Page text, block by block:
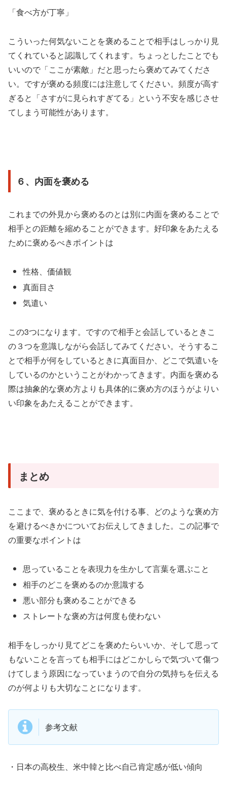
「食べ方が丁寧」
こういった何気ないことを褒めることで相手はしっかり見
てくれていると認識してくれます。ちょっとしたことでも
いいので「ここが素敵」だと思ったら褒めてみてくださ
い。ですが褒める頻度には注意してください。頻度が高す
ぎると「さすがに見られすぎてる」という不安を感じさせ
てしまう可能性があります。
６、内面を褒める
これまでの外見から褒めるのとは別に内面を褒めることで
相手との距離を縮めることができます。好印象をあたえる
ために褒めるべきポイントは
性格、価値観
真面目さ
気遣い
この3つになります。ですので相手と会話しているときこ
の３つを意識しながら会話してみてください。そうするこ
とで相手が何をしているときに真面目か、どこで気遣いを
しているのかということがわかってきます。内面を褒める
際は抽象的な褒め方よりも具体的に褒め方のほうがよりい
い印象をあたえることができます。
まとめ
ここまで、褒めるときに気を付ける事、どのような褒め方
を避けるべきかについてお伝えしてきました。この記事で
の重要なポイントは
思っていることを表現力を生かして言葉を選ぶこと
相手のどこを褒めるのか意識する
悪い部分も褒めることができる
ストレートな褒め方は何度も使わない
相手をしっかり見てどこを褒めたらいいか、そして思って
もないことを言っても相手にはどこかしらで気づいて傷つ
けてしまう原因になっていまうので自分の気持ちを伝える
のが何よりも大切なことになります。
参考文献
・日本の高校生、米中韓と比べ自己肯定感が低い傾向